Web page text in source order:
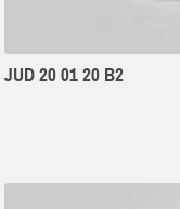
JUD 20 01 20 B2